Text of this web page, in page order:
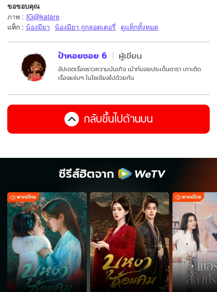
ขอขอบคุณ
ภาพ : IG@katare
แท็ก : น้องมียา น้องมียา ถูกลอตเตอรี่ ดูแท็กทั้งหมด
ป้าหอยซอย 6 ผู้เขียน
อัปเดตเรื่องราวความบันเทิง เม้าท์มอยประเด็นดารา เกาะติด
เรื่องแซ่บๆ ในโซเชียลไปด้วยกัน
กลับขึ้นไปด้านบน
ซีรีส์ฮิตจาก